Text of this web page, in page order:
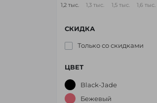
1,2 тыс. 1,3 тыс. 1,5 тыс. 1,6 тыс.
СКИДКА
Только со cкидками
ЦВЕТ
Black-Jade
Бежевый